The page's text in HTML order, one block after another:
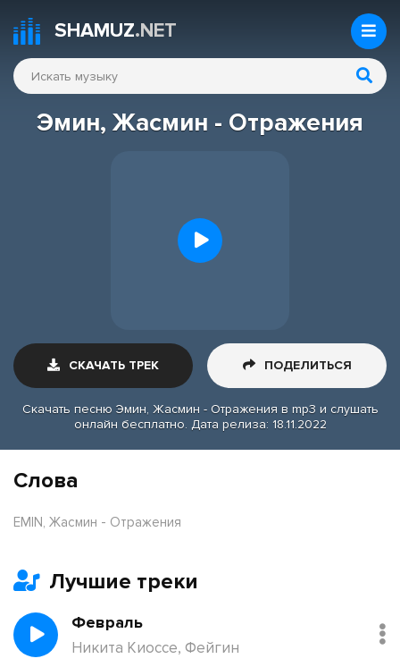
SHAMUZ.NET
Эмин, Жасмин - Отражения
СКАЧАТЬ ТРЕК ПОДЕЛИТЬСЯ
Скачать песню Эмин, Жасмин - Отражения в mp3 и слушать
онлайн бесплатно. Дата релиза: 18.11.2022
Слова
EMIN, Жасмин - Отражения
Лучшие треки
Февраль
Никита Киоссе, Фейгин